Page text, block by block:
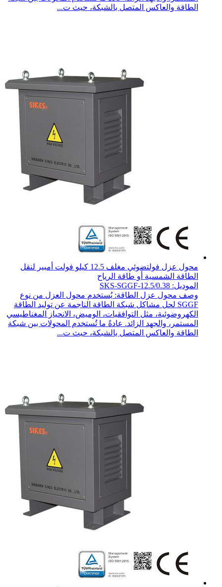
الطاقة والعاكس المتصل بالشبكة، حيث ت...
محول عزل فولتضوئي مغلف 12.5 كيلو فولت أمبير لنقل
الطاقة الشمسية أو طاقة الرياح
الموديل: SKS-SGGF-12.5/0.38
وصف محول عزل الطاقة: يُستخدم محول العزل من نوع
SGGF لحل مشاكل شبكة الطاقة الناجمة عن توليد الطاقة
الكهروضوئية، مثل التوافقيات، الوميض، الانحياز المغناطيسي
المستمر، والجهد الزائد. عادةً ما تُستخدم المحولات بين شبكة
الطاقة والعاكس المتصل بالشبكة، حيث ت...